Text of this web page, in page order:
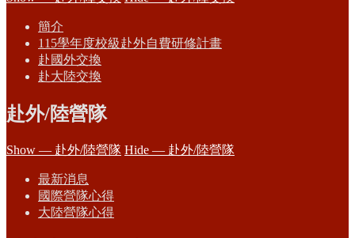
簡介
115學年度校級赴外自費研修計畫
赴國外交換
赴大陸交換
赴外/陸營隊
Show — 赴外/陸營隊 Hide — 赴外/陸營隊
最新消息
國際營隊心得
大陸營隊心得